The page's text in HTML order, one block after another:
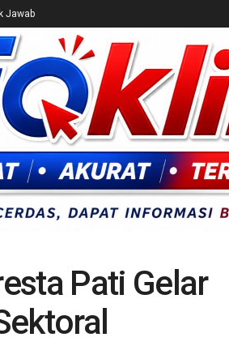
Jawab
ENTERTAINMENT BREAKING NEWS
Pati Gelar